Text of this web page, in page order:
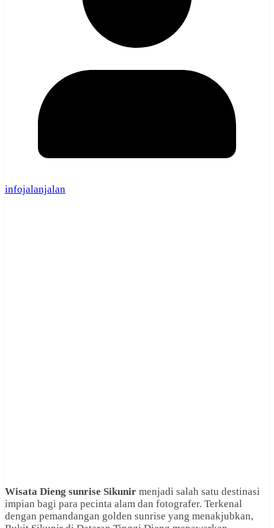
infojalanjalan
Wisata Dieng sunrise Sikunir menjadi salah satu destinasi
impian bagi para pecinta alam dan fotografer. Terkenal
dengan pemandangan golden sunrise yang menakjubkan,